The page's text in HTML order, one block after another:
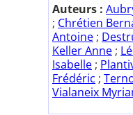
Auteurs :
; Chrétien
Antoine ;
Keller Anne ;
Isabelle ;
Frédéric ;
Vialaneix